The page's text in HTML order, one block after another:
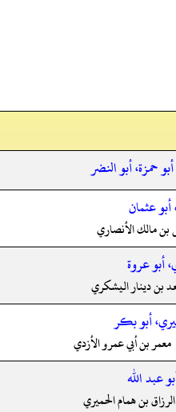
حمزة، أبو النضر
عثمان
مالك الأنصاري
أبو عروة
بن دينار اليشكري
أبو بكر
بن أبي عمرو الأزدي
عبد الله
بن همام الحميري